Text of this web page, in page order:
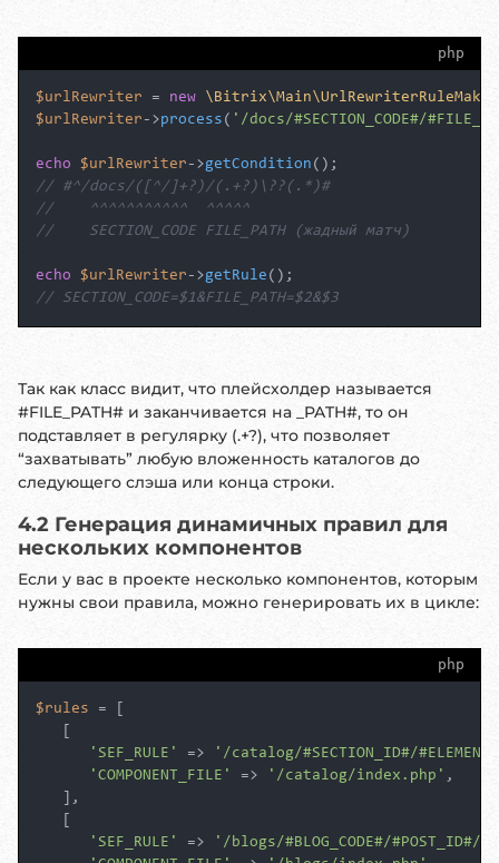
php
$urlRewriter = new
\Bitrix\Main\UrlRewriterRuleMaker
$urlRewriter->process ( '/docs/#SECTION_CODE#/
echo $urlRewriter->getCondition
// #^/docs/([^/]+?)/(.+?)\??(.*)#
//    ^^^^^^^^^^^  ^^^^^
//    SECTION_CODE FILE_PATH (жадный матч)
echo $urlRewriter->getRule
// SECTION_CODE=$1&FILE_PATH=$2&$3
Так как класс видит, что плейсхолдер называется
#FILE_PATH# и заканчивается на _PATH#, то он
подставляет в регулярку (.+?), что позволяет
“захватывать” любую вложенность каталогов до
следующего слэша или конца строки.
4.2 Генерация динамичных правил для
нескольких компонентов
Если у вас в проекте несколько компонентов, которым
нужны свои правила, можно генерировать их в цикле:
php
$rules = [
'SEF_RULE'
=>
'/catalog/#SECTION_ID#/
'COMPONENT_FILE'
=> '/catalog/index.php' ,
   ],
'SEF_RULE'
=> '/blogs/#BLOG_CODE#/#POST_ID#/'